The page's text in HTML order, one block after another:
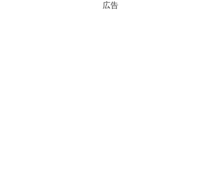
広告